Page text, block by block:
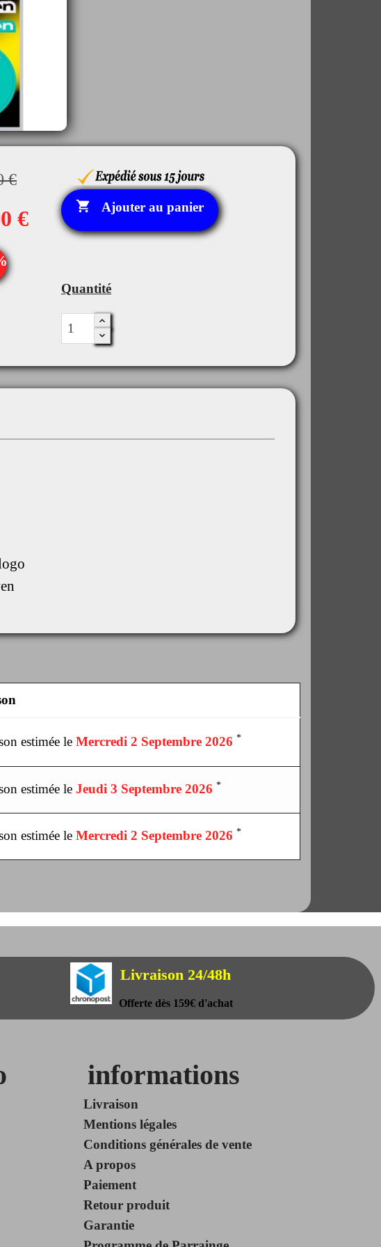
€
€  Ajouter au panier
Quantité
estimée le Mercredi 2 Septembre 2026 *
estimée le Jeudi 3 Septembre 2026 *
estimée le Mercredi 2 Septembre 2026 *
Livraison 24/48h
Offerte dès 159€ d'achat
informations
Livraison
Mentions légales
Conditions générales de vente
A propos
Paiement
Retour produit
Garantie